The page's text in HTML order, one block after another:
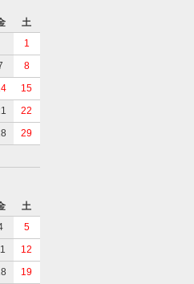
土
1
8
15
22
29
土
5
12
19